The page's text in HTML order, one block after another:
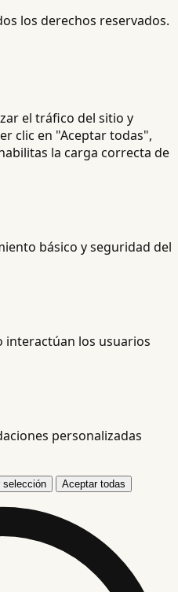
los derechos reservados.
el tráfico del sitio y
clic en "Aceptar todas",
la carga correcta de
básico y seguridad del
interactúan los usuarios
personalizadas
selección Aceptar todas